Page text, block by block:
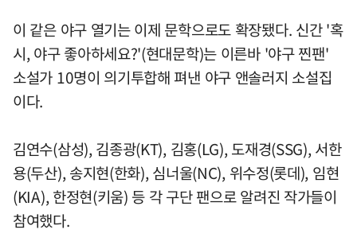
이 같은 야구 열기는 이제 문학으로도 확장됐다. 신간 '혹
시, 야구 좋아하세요?'(현대문학)는 이른바 '야구 찐팬'
소설가 10명이 의기투합해 펴낸 야구 앤솔러지 소설집
이다.
김연수(삼성), 김종광(KT), 김홍(LG), 도재경(SSG), 서한
용(두산), 송지현(한화), 심너울(NC), 위수정(롯데), 임현
(KIA), 한정현(키움) 등 각 구단 팬으로 알려진 작가들이
참여했다.